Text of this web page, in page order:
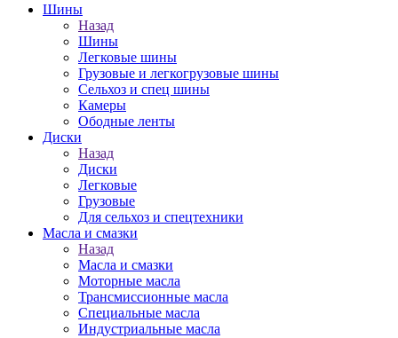
Шины
Назад
Шины
Легковые шины
Грузовые и легкогрузовые шины
Сельхоз и спец шины
Камеры
Ободные ленты
Диски
Назад
Диски
Легковые
Грузовые
Для сельхоз и спецтехники
Масла и смазки
Назад
Масла и смазки
Моторные масла
Трансмиссионные масла
Специальные масла
Индустриальные масла